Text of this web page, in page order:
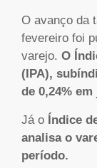
O avanço da
fevereiro foi
varejo. O
(IPA),
de 0,24%
Já o Índice
analisa o
período.